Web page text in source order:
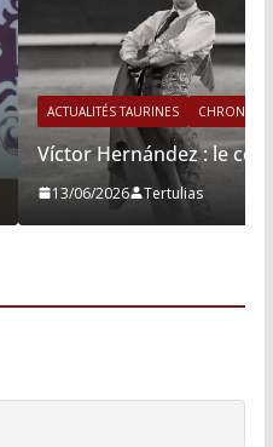
TAURINES 2026
immobile